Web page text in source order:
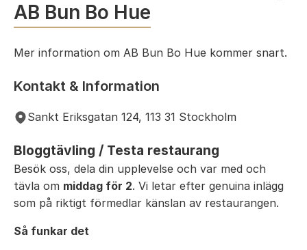
AB Bun Bo Hue
Mer information om AB Bun Bo Hue kommer snart.
Kontakt & Information
Sankt Eriksgatan 124, 113 31 Stockholm
Bloggtävling / Testa restaurang
Besök oss, dela din upplevelse och var med och
tävla om middag för 2. Vi letar efter genuina inlägg
som på riktigt förmedlar känslan av restaurangen.
Så funkar det